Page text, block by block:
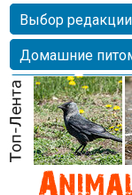
Выбор редакции
Домашние
Собаки
Морда
Насекомое